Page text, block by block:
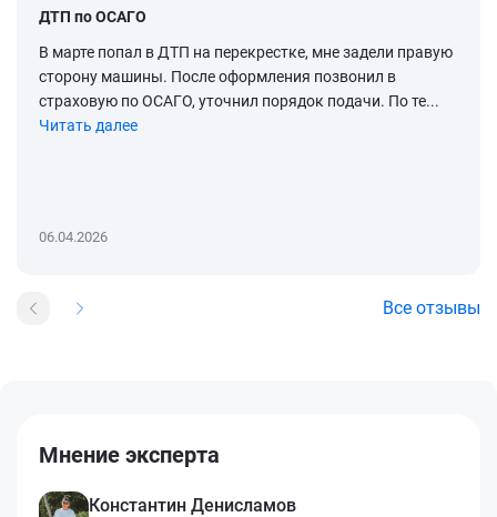
ДТП по ОСАГО
В марте попал в ДТП на перекрестке, мне задели правую
сторону машины. После оформления позвонил в
страховую по ОСАГО, уточнил порядок подачи. По те...
Читать далее
06.04.2026
Все отзывы
Мнение эксперта
Константин Денисламов